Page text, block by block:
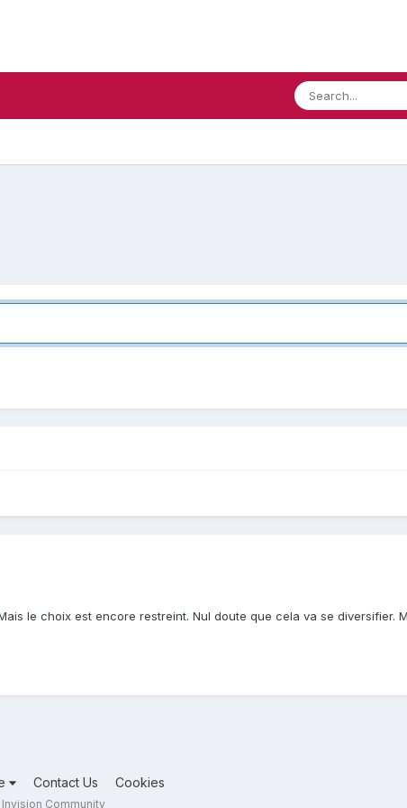
le choix est encore restreint. Nul doute que cela va se diversifier.
Contact Us Cookies
Community